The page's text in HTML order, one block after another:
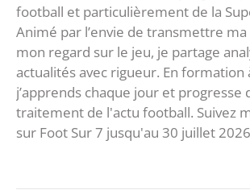
football et particulièrement de la
Animé par l’envie de transmettre
mon regard sur le jeu, je partage
actualités avec rigueur. En formation à
j’apprends chaque jour et progresse
traitement de l'actu football. Suivez
sur Foot Sur 7 jusqu'au 30 juillet